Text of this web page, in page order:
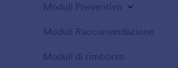
Moduli Preventivo
Moduli Raccomandazione
Moduli di rimborso